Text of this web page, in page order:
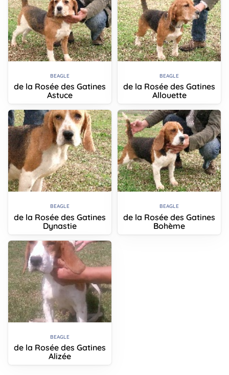
BEAGLE
de la Rosée des Gatines
Astuce
BEAGLE
de la Rosée des Gatines
Allouette
BEAGLE
de la Rosée des Gatines
Dynastie
BEAGLE
de la Rosée des Gatines
Bohème
BEAGLE
de la Rosée des Gatines
Alizée